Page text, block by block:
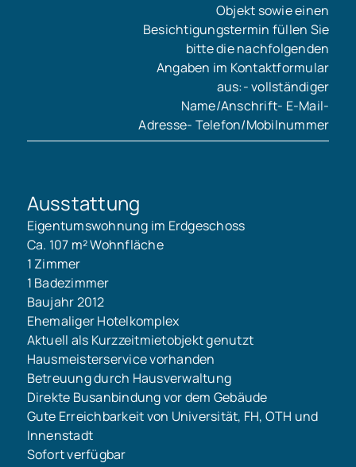
Objekt sowie einen
Besichtigungstermin füllen Sie
bitte die nachfolgenden
Angaben im Kontaktformular
aus:- vollständiger
Name/Anschrift- E-Mail-
Adresse- Telefon/Mobilnummer
Ausstattung
Eigentumswohnung im Erdgeschoss
Ca. 107 m² Wohnfläche
1 Zimmer
1 Badezimmer
Baujahr 2012
Ehemaliger Hotelkomplex
Aktuell als Kurzzeitmietobjekt genutzt
Hausmeisterservice vorhanden
Betreuung durch Hausverwaltung
Direkte Busanbindung vor dem Gebäude
Gute Erreichbarkeit von Universität, FH, OTH und
Innenstadt
Sofort verfügbar